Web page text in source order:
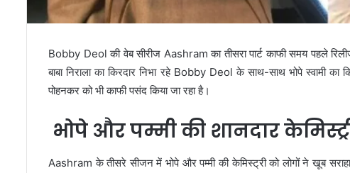
Bobby Deol की वेब सीरीज Aashram का तीसरा पार्ट काफी समय पहले
बाबा निराला का किरदार निभा रहे Bobby Deol के साथ-साथ भोपे स्वामी का
पोहनकर को भी काफी पसंद किया जा रहा है।
भोपे और पम्मी की शानदार
Aashram के तीसरे सीजन में भोपे और पम्मी की केमिस्ट्री को लोगों ने खूब